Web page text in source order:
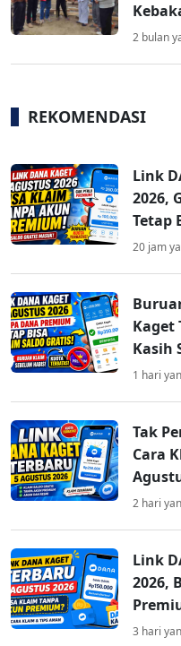
2 bulan
REKOMENDASI
Link
2026,
Tetap
20 jam
Kaget
Kasih
1 hari
Tak
Cara
2 hari
Link
2026,
3 hari